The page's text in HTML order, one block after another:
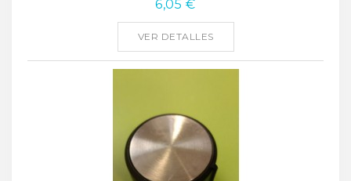
6,05 €
VER DETALLES